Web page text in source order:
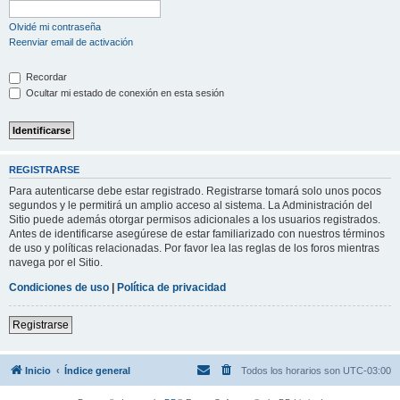
Olvidé mi contraseña
Reenviar email de activación
Recordar
Ocultar mi estado de conexión en esta sesión
REGISTRARSE
Para autenticarse debe estar registrado. Registrarse tomará solo unos pocos
segundos y le permitirá un amplio acceso al sistema. La Administración del
Sitio puede además otorgar permisos adicionales a los usuarios registrados.
Antes de identificarse asegúrese de estar familiarizado con nuestros términos
de uso y políticas relacionadas. Por favor lea las reglas de los foros mientras
navega por el Sitio.
Condiciones de uso | Política de privacidad
Registrarse
Inicio Índice general Todos los horarios son UTC-03:00